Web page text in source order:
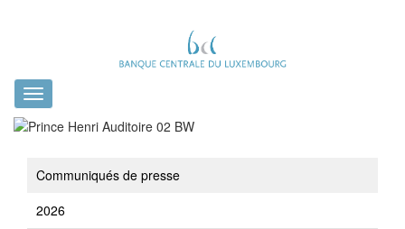
Toggle
navigation
Communiqués de presse
2026